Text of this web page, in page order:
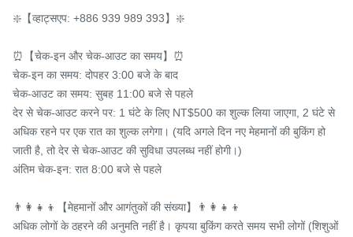
❇️【व्हाट्सएप: +886 939 989 393】❇️
⏰【चेक-इन और चेक-आउट का समय】⏰
चेक-इन का समय: दोपहर 3:00 बजे के बाद
चेक-आउट का समय: सुबह 11:00 बजे से पहले
देर से चेक-आउट करने पर: 1 घंटे के लिए NT$500 का शुल्क लिया जाएगा, 2 घंटे से
अधिक रहने पर एक रात का शुल्क लगेगा। (यदि अगले दिन नए मेहमानों की बुकिंग हो
जाती है, तो देर से चेक-आउट की सुविधा उपलब्ध नहीं होगी।)
अंतिम चेक-इन: रात 8:00 बजे से पहले
👨‍👩‍👧‍👦【मेहमानों और आगंतुकों की संख्या】👨‍👩‍👧‍👦
अधिक लोगों के ठहरने की अनुमति नहीं है। कृपया बुकिंग करते समय सभी लोगों (शिशुओं